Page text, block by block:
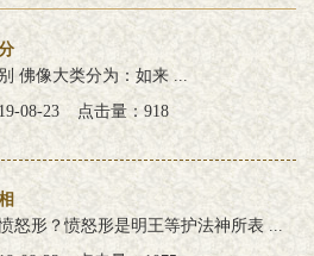
佛像大类分为：如来 ...
08-23
点击量：918
怒形？愤怒形是明王等护法神所表 ...